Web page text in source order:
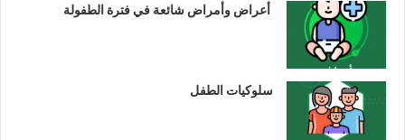
أعراض وأمراض شائعة في فترة الطفولة
سلوكيات الطفل